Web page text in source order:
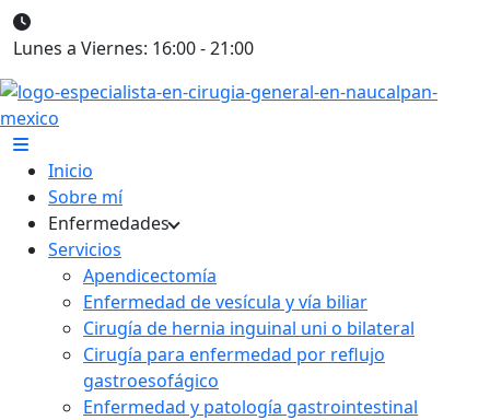
Lunes a Viernes: 16:00 - 21:00
Inicio
Sobre mí
Enfermedades
Servicios
Apendicectomía
Enfermedad de vesícula y vía biliar
Cirugía de hernia inguinal uni o bilateral
Cirugía para enfermedad por reflujo
gastroesofágico
Enfermedad y patología gastrointestinal